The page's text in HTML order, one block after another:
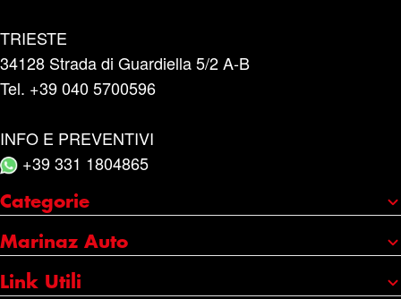
TRIESTE
34128 Strada di Guardiella 5/2 A-B
Tel. +39 040 5700596
INFO E PREVENTIVI
+39 331 1804865
Categorie
Portaggio e carico
Accessori
Marinaz Auto
Chi siamo
Link Utili